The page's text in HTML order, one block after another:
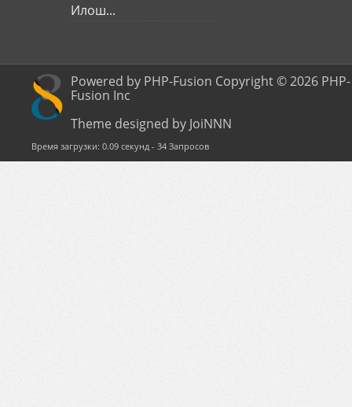
Илош...
Powered by PHP-Fusion Copyright © 2026 PHP-
Fusion Inc
Theme designed by JoiNNN
Время загрузки: 0.09 секунд - 34 Запросов